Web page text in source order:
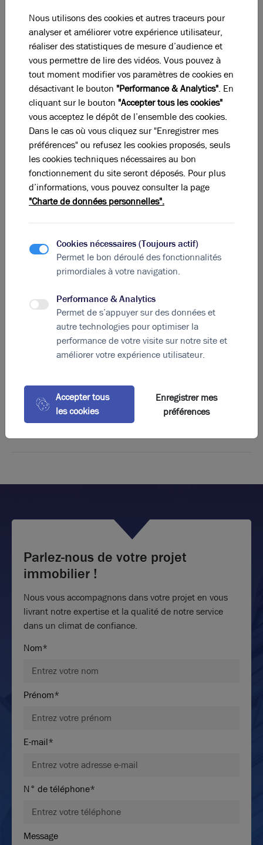
Étage Type
R + 1 Bureaux
R + 1 Terrasse
RDC Activités
RDC Terrasse
Total Cellule Activités
Total
DPE & GES
Diagnostic de performance énergétique
Diagnostic DPE en cours
Indice d'émission de gaz à effet de serre
Diagnostic GES en cours
Parlez-nous de votre projet
immobilier !
Nous vous accompagnons dans votre projet en vous
livrant notre expertise et la qualité de notre service
dans un climat de confiance.
Nom*
Prénom*
E-mail*
N° de téléphone*
Message
Nous utilisons des cookies et autres traceurs pour
analyser et améliorer votre expérience utilisateur,
réaliser des statistiques de mesure d’audience et
vous permettre de lire des vidéos. Vous pouvez à
tout moment modifier vos paramètres de cookies en
désactivant le bouton "Performance & Analytics". En
cliquant sur le bouton "Accepter tous les cookies"
vous acceptez le dépôt de l’ensemble des cookies.
Dans le cas où vous cliquez sur "Enregistrer mes
préférences" ou refusez les cookies proposés, seuls
les cookies techniques nécessaires au bon
fonctionnement du site seront déposés. Pour plus
d’informations, vous pouvez consulter la page
"Charte de données personnelles".
Cookies nécessaires (Toujours actif)
Permet le bon déroulé des fonctionnalités
primordiales à votre navigation.
Performance & Analytics
Permet de s’appuyer sur des données et
autre technologies pour optimiser la
performance de votre visite sur notre site et
améliorer votre expérience utilisateur.
Accepter tous
les cookies
Enregistrer mes
préférences